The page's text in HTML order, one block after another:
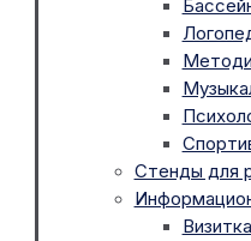
Стенды для